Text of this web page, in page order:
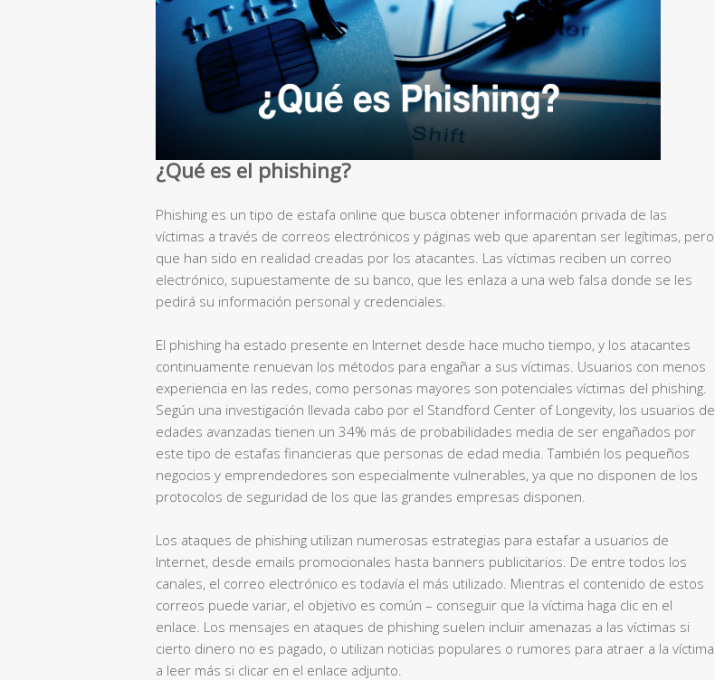
¿Qué es el phishing?
Phishing es un tipo de estafa online que busca obtener información privada de las
víctimas a través de correos electrónicos y páginas web que aparentan ser legítimas, pero
que han sido en realidad creadas por los atacantes. Las víctimas reciben un correo
electrónico, supuestamente de su banco, que les enlaza a una web falsa donde se les
pedirá su información personal y credenciales.
El phishing ha estado presente en Internet desde hace mucho tiempo, y los atacantes
continuamente renuevan los métodos para engañar a sus víctimas. Usuarios con menos
experiencia en las redes, como personas mayores son potenciales víctimas del phishing.
Según una investigación llevada cabo por el Standford Center of Longevity, los usuarios de
edades avanzadas tienen un 34% más de probabilidades media de ser engañados por
este tipo de estafas financieras que personas de edad media. También los pequeños
negocios y emprendedores son especialmente vulnerables, ya que no disponen de los
protocolos de seguridad de los que las grandes empresas disponen.
Los ataques de phishing utilizan numerosas estrategias para estafar a usuarios de
Internet, desde emails promocionales hasta banners publicitarios. De entre todos los
canales, el correo electrónico es todavía el más utilizado. Mientras el contenido de estos
correos puede variar, el objetivo es común – conseguir que la víctima haga clic en el
enlace. Los mensajes en ataques de phishing suelen incluir amenazas a las víctimas si
cierto dinero no es pagado, o utilizan noticias populares o rumores para atraer a la víctima
a leer más si clicar en el enlace adjunto.